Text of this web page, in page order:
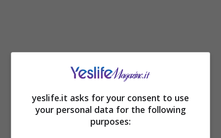
yeslife.it asks for your consent to use
your personal data for the following
purposes: